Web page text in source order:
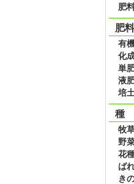
肥
肥
有
化
単
液
培土
種
牧
野
花
ば
き